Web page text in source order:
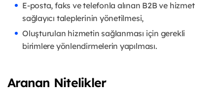
E-posta, faks ve telefonla alınan B2B ve hizmet
sağlayıcı taleplerinin yönetilmesi,
Oluşturulan hizmetin sağlanması için gerekli
birimlere yönlendirmelerin yapılması.
Aranan Nitelikler